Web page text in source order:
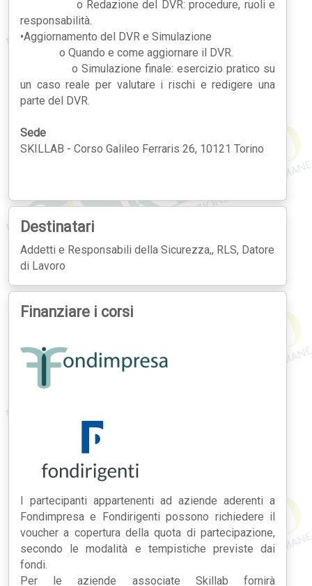
o Redazione del DVR: procedure, ruoli e
responsabilità.
•Aggiornamento del DVR e Simulazione
o Quando e come aggiornare il DVR.
o Simulazione finale: esercizio pratico su
un caso reale per valutare i rischi e redigere una
parte del DVR.
Sede
SKILLAB - Corso Galileo Ferraris 26, 10121 Torino
Destinatari
Addetti e Responsabili della Sicurezza,, RLS, Datore
di Lavoro
Finanziare i corsi
I partecipanti appartenenti ad aziende aderenti a
Fondimpresa e Fondirigenti possono richiedere il
voucher a copertura della quota di partecipazione,
secondo le modalità e tempistiche previste dai
fondi.
Per le aziende associate Skillab fornirà